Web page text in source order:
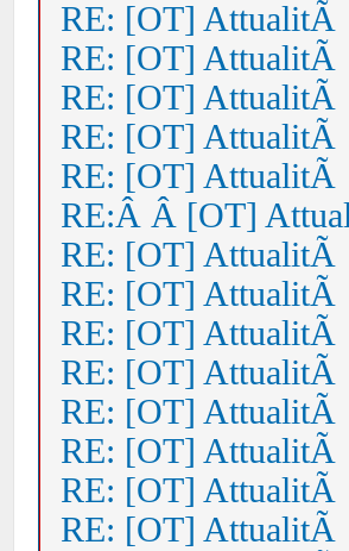
RE: [OT] AttualitÃ
RE: [OT] AttualitÃ
RE: [OT] AttualitÃ
RE: [OT] AttualitÃ
RE: [OT] AttualitÃ
RE:Â Â [OT]
RE: [OT] AttualitÃ
RE: [OT] AttualitÃ
RE: [OT] AttualitÃ
RE: [OT] AttualitÃ
RE: [OT] AttualitÃ
RE: [OT] AttualitÃ
RE: [OT] AttualitÃ
RE: [OT] AttualitÃ